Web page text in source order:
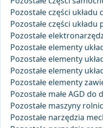
Pozostałe części układu
Pozostałe części
Pozostałe
Pozostałe elementy
Pozostałe elementy
Pozostałe elementy
Pozostałe elementy
Pozostałe małe AGD do
Pozostałe maszyny
Pozostałe narzędzia